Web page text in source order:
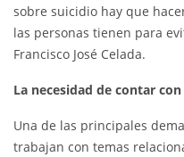
sobre suicidio hay que
las personas tienen para
Francisco José Celada.
La necesidad de contar
Una de las principales
trabajan con temas